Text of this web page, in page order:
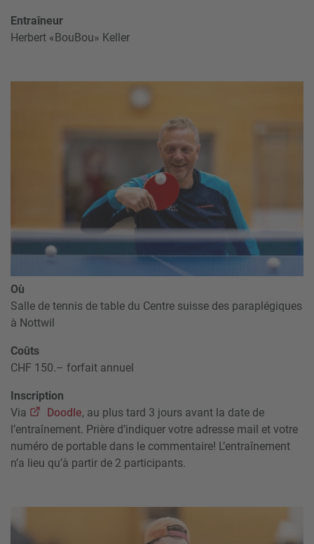
Entraîneur
Herbert «BouBou» Keller
Où
Salle de tennis de table du Centre suisse des paraplégiques
à Nottwil
Coûts
CHF 150.– forfait annuel
Inscription
Via
Doodle, au plus tard 3 jours avant la date de
l’entraînement. Prière d’indiquer votre adresse mail et votre
numéro de portable dans le commentaire! L’entraînement
n’a lieu qu’à partir de 2 participants.